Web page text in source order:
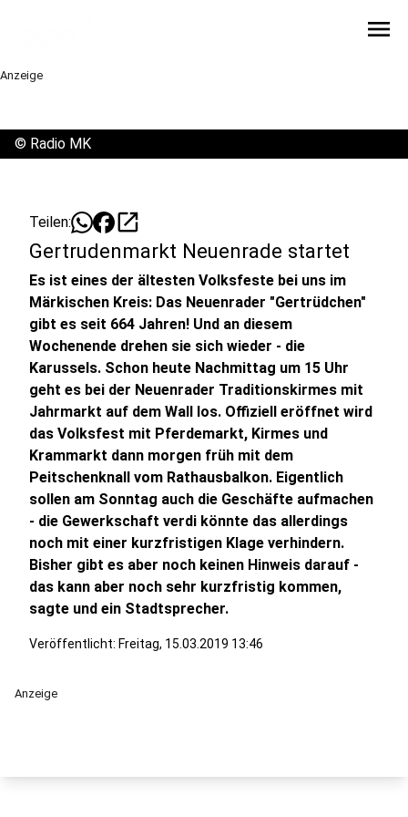
menu
Anzeige
© Radio MK
Teilen: open_in_new
Gertrudenmarkt Neuenrade startet
Es ist eines der ältesten Volksfeste bei uns im
Märkischen Kreis: Das Neuenrader "Gertrüdchen"
gibt es seit 664 Jahren! Und an diesem
Wochenende drehen sie sich wieder - die
Karussels. Schon heute Nachmittag um 15 Uhr
geht es bei der Neuenrader Traditionskirmes mit
Jahrmarkt auf dem Wall los. Offiziell eröffnet wird
das Volksfest mit Pferdemarkt, Kirmes und
Krammarkt dann morgen früh mit dem
Peitschenknall vom Rathausbalkon. Eigentlich
sollen am Sonntag auch die Geschäfte aufmachen
- die Gewerkschaft verdi könnte das allerdings
noch mit einer kurzfristigen Klage verhindern.
Bisher gibt es aber noch keinen Hinweis darauf -
das kann aber noch sehr kurzfristig kommen,
sagte und ein Stadtsprecher.
Veröffentlicht: Freitag, 15.03.2019 13:46
Anzeige